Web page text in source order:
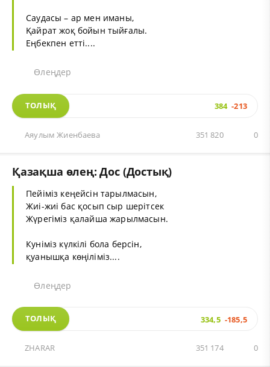
Саудасы – ар мен иманы,
Қайрат жоқ бойын тыйғалы.
Еңбекпен етті....
Өлеңдер
ТОЛЫҚ 384 -213
Аяулым Жиенбаева 0
351 820
Қазақша өлең: Дос (Достық)
Пейіміз кеңейсін тарылмасын,
Жиі-жиі бас қосып сыр шерітсек
Жүрегіміз қалайша жарылмасын.
Куніміз күлкілі бола берсін,
қуанышқа көңіліміз....
Өлеңдер
ТОЛЫҚ 334,5 -185,5
ZHARAR 0
351 174